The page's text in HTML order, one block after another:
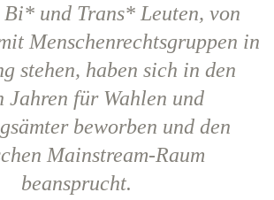
Bi* und Trans* Leuten, von
Menschenrechtsgruppen in
stehen, haben sich in den
Jahren für Wahlen und
beworben und den
Mainstream-Raum
beansprucht.